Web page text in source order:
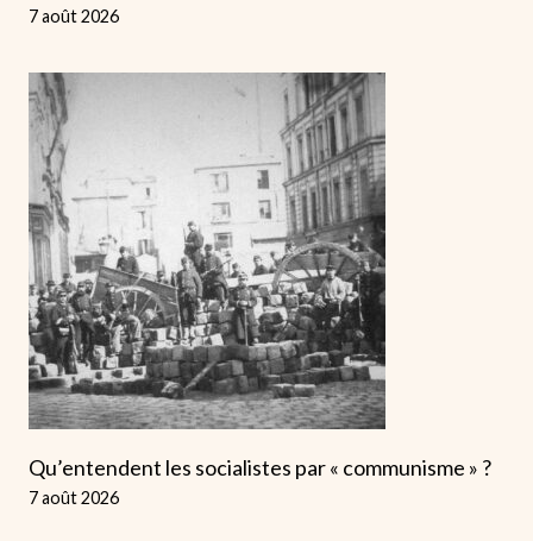
7 août 2026
Qu’entendent les socialistes par « communisme » ?
7 août 2026